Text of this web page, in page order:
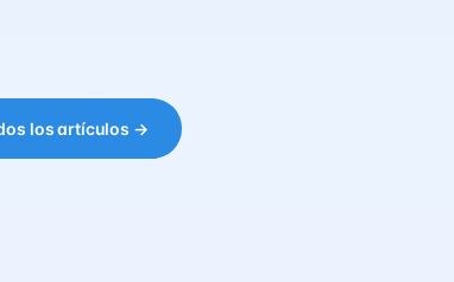
los artículos →